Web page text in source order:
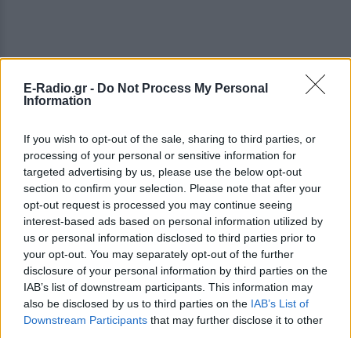
E-Radio.gr - Do Not Process My Personal
Information
If you wish to opt-out of the sale, sharing to third parties, or
processing of your personal or sensitive information for
targeted advertising by us, please use the below opt-out
section to confirm your selection. Please note that after your
opt-out request is processed you may continue seeing
interest-based ads based on personal information utilized by
us or personal information disclosed to third parties prior to
your opt-out. You may separately opt-out of the further
disclosure of your personal information by third parties on the
IAB’s list of downstream participants. This information may
also be disclosed by us to third parties on the IAB’s List of
Downstream Participants that may further disclose it to other
ΔΕΙΤΕ ΕΠΙΣΗΣ
ΣΤΗΝ ΙΔΙΑ ΚΑΤΗΓΟΡΙΑ
Πάνω από 45.000 διελεύσεις
ημερησίως στους Ευζώνους:
Μαζική άφιξη τουριστών από
τα Βαλκάνια
ΣΉΜΕΡΑ
Προσωρινή αναστολή των βιομετρικών
ελέγχων για να επισπευστεί η διέλευση